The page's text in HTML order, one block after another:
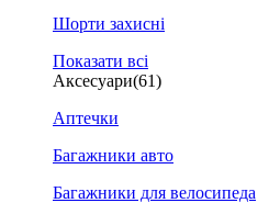
Шорти захисні
Показати всі
Аксесуари(61)
Аптечки
Багажники авто
Багажники для велосипеда